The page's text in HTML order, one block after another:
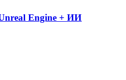
Engine + ИИ